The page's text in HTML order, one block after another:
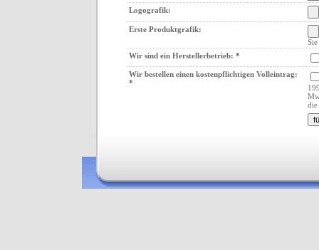
Logografik:
Erste Produktgrafik:
Wir sind ein Herstellerbetrieb: *
Wir bestellen einen kostenpflichtigen Volleintrag:
*
die